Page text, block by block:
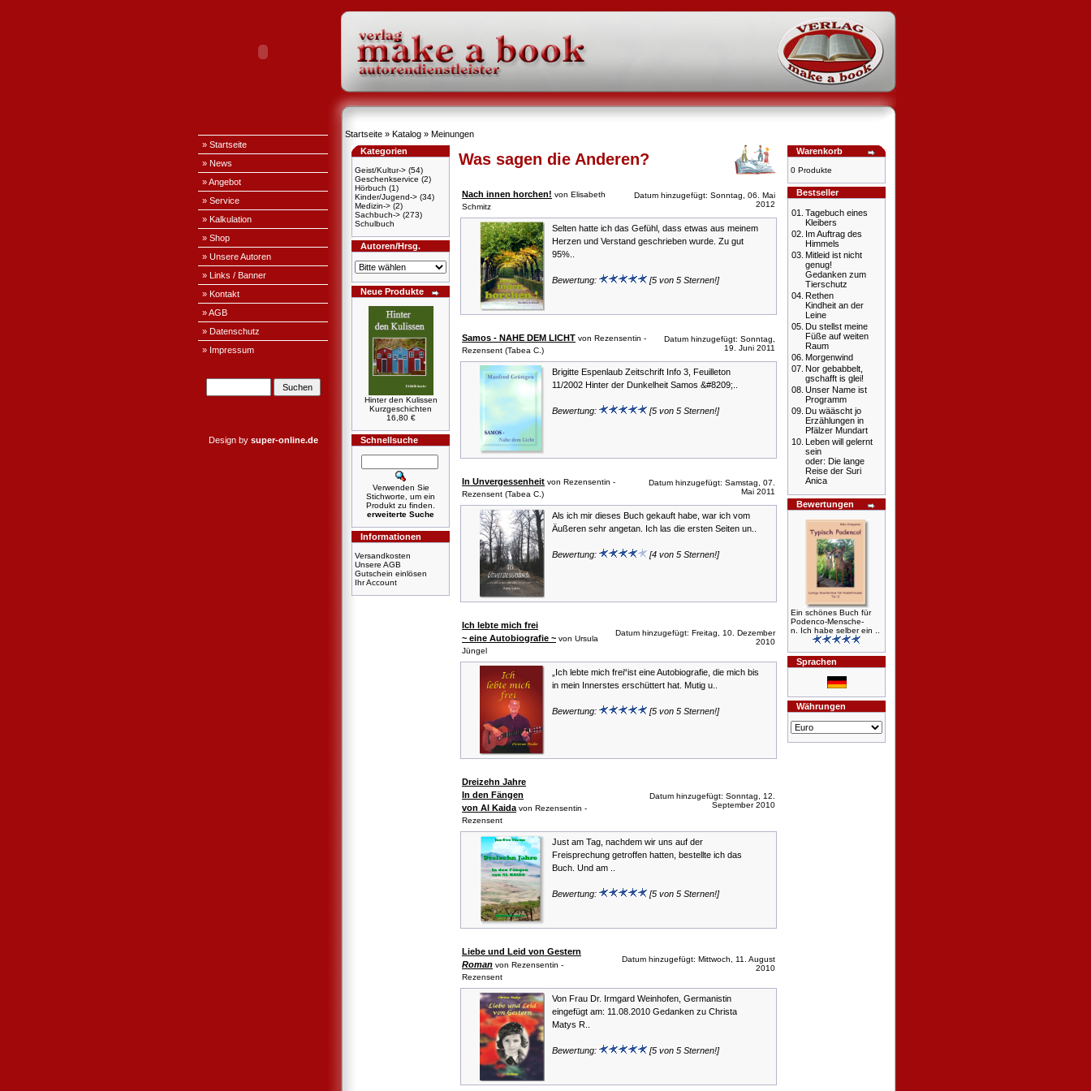
» Startseite
» News
» Angebot
» Service
» Kalkulation
» Shop
» Unsere Autoren
» Links / Banner
» Kontakt
» AGB
» Datenschutz
» Impressum
Design by super-online.de
Startseite » Katalog » Meinungen
Kategorien
Geist/Kultur-> (54)
Geschenkservice (2)
Hörbuch (1)
Kinder/Jugend-> (34)
Medizin-> (2)
Sachbuch-> (273)
Schulbuch
Autoren/Hrsg.
Neue Produkte
Hinter den Kulissen
Kurzgeschichten
16,80 €
Schnellsuche
Verwenden Sie
Stichworte, um ein
Produkt zu finden.
erweiterte Suche
Informationen
Versandkosten
Unsere AGB
Gutschein einlösen
Ihr Account
Was sagen die Anderen?
Nach innen horchen! von Elisabeth
Schmitz
Datum hinzugefügt: Sonntag, 06. Mai
2012
Selten hatte ich das Gefühl, dass etwas aus meinem
Herzen und Verstand geschrieben wurde. Zu gut
95%..
Bewertung: [5 von 5 Sternen!]
Samos - NAHE DEM LICHT von Rezensentin -
Rezensent (Tabea C.)
Datum hinzugefügt: Sonntag,
19. Juni 2011
Brigitte Espenlaub Zeitschrift Info 3, Feuilleton
11/2002 Hinter der Dunkelheit Samos &#8209;..
Bewertung: [5 von 5 Sternen!]
In Unvergessenheit von Rezensentin -
Rezensent (Tabea C.)
Datum hinzugefügt: Samstag, 07.
Mai 2011
Als ich mir dieses Buch gekauft habe, war ich vom
Äußeren sehr angetan. Ich las die ersten Seiten un..
Bewertung: [4 von 5 Sternen!]
Ich lebte mich frei
~ eine Autobiografie ~ von Ursula
Jüngel
Datum hinzugefügt: Freitag, 10. Dezember
2010
„Ich lebte mich frei“ist eine Autobiografie, die mich bis
in mein Innerstes erschüttert hat. Mutig u..
Bewertung: [5 von 5 Sternen!]
Dreizehn Jahre
In den Fängen
von Al Kaida von Rezensentin -
Rezensent
Datum hinzugefügt: Sonntag, 12.
September 2010
Just am Tag, nachdem wir uns auf der
Freisprechung getroffen hatten, bestellte ich das
Buch. Und am ..
Bewertung: [5 von 5 Sternen!]
Liebe und Leid von Gestern
Roman von Rezensentin -
Rezensent
Datum hinzugefügt: Mittwoch, 11. August
2010
Von Frau Dr. Irmgard Weinhofen, Germanistin
eingefügt am: 11.08.2010 Gedanken zu Christa
Matys R..
Bewertung: [5 von 5 Sternen!]
Warenkorb
0 Produkte
Bestseller
01. Tagebuch eines
Kleibers
02. Im Auftrag des
Himmels
03. Mitleid ist nicht
genug!
Gedanken zum
Tierschutz
04. Rethen
Kindheit an der
Leine
05. Du stellst meine
Füße auf weiten
Raum
06. Morgenwind
07. Nor gebabbelt,
gschafft is glei!
08. Unser Name ist
Programm
09. Du wääscht jo
Erzählungen in
Pfälzer Mundart
10. Leben will gelernt
sein
oder: Die lange
Reise der Suri
Anica
Bewertungen
Ein schönes Buch für
Podenco-Mensche-
n. Ich habe selber ein ..
Sprachen
Währungen